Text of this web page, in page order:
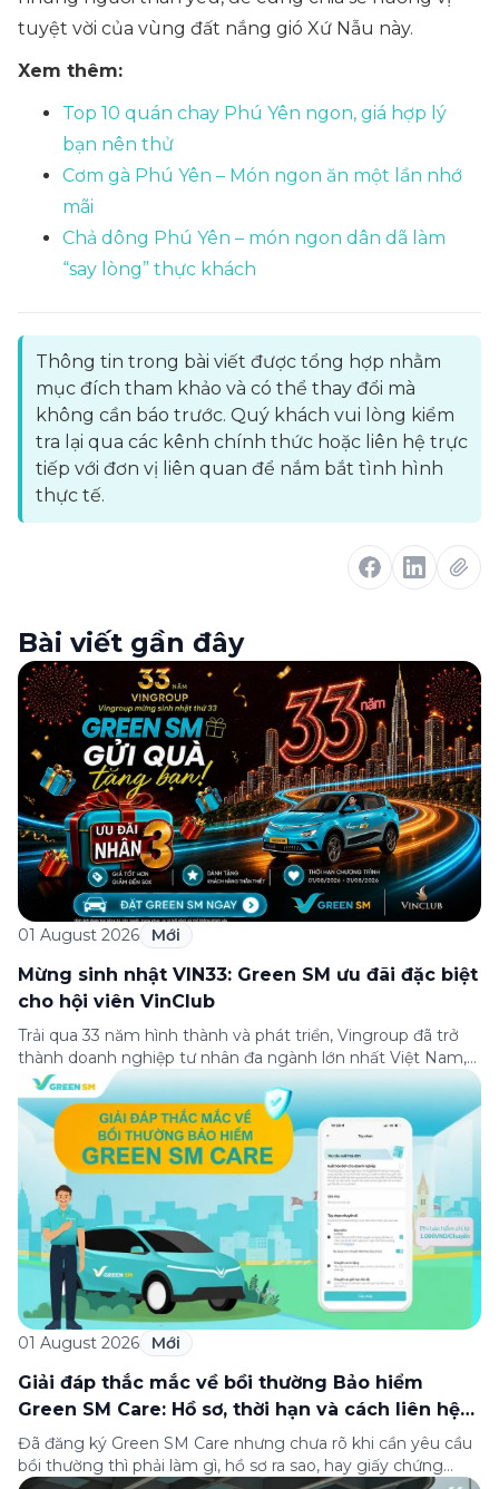
tuyệt vời của vùng đất nắng gió Xứ Nẫu này.
Xem thêm:
Top 10 quán chay Phú Yên ngon, giá hợp lý
bạn nên thử
Cơm gà Phú Yên – Món ngon ăn một lần nhớ
mãi
Chả dông Phú Yên – món ngon dân dã làm
“say lòng” thực khách
Thông tin trong bài viết được tổng hợp nhằm
mục đích tham khảo và có thể thay đổi mà
không cần báo trước. Quý khách vui lòng kiểm
tra lại qua các kênh chính thức hoặc liên hệ trực
tiếp với đơn vị liên quan để nắm bắt tình hình
thực tế.
Bài viết gần đây
01 August 2026 Mới
Mừng sinh nhật VIN33: Green SM ưu đãi đặc biệt
cho hội viên VinClub
Trải qua 33 năm hình thành và phát triển, Vingroup đã trở
thành doanh nghiệp tư nhân đa ngành lớn nhất Việt Nam,
lọt Top 30 doanh nghiệp lớn nhất Đông Nam Á theo bảng
xếp hạng của Tạp chí Fortune (Mỹ). Nhân kỷ niệm 33 năm
thành lập (8/8/1993 đến 8/8/2026), Green SM trân […]
01 August 2026 Mới
Giải đáp thắc mắc về bồi thường Bảo hiểm
Green SM Care: Hồ sơ, thời hạn và cách liên hệ
hỗ trợ
Đã đăng ký Green SM Care nhưng chưa rõ khi cần yêu cầu
bồi thường thì phải làm gì, hồ sơ ra sao, hay giấy chứng